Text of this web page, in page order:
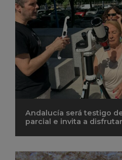
Andalucía será testigo
parcial e invita a